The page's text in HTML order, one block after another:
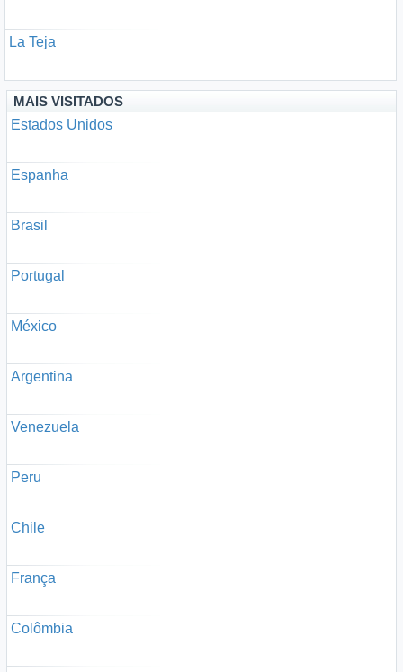
La Teja
MAIS VISITADOS
Estados Unidos
Espanha
Brasil
Portugal
México
Argentina
Venezuela
Peru
Chile
França
Colômbia